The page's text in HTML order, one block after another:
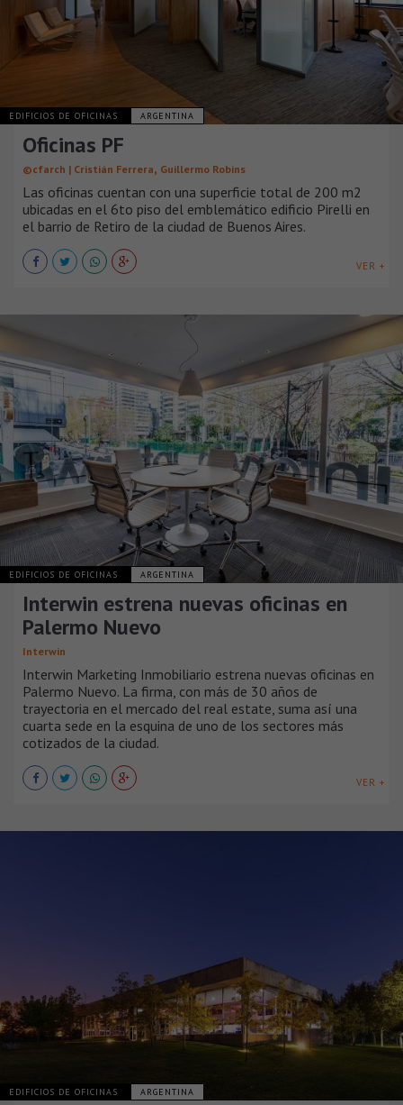
EDIFICIOS DE OFICINAS ARGENTINA
Oficinas PF
©cfarch | Cristián Ferrera, Guillermo Robins
Las oficinas cuentan con una superficie total de 200 m2
ubicadas en el 6to piso del emblemático edificio Pirelli en
el barrio de Retiro de la ciudad de Buenos Aires.
VER +
EDIFICIOS DE OFICINAS ARGENTINA
Interwin estrena nuevas oficinas en
Palermo Nuevo
Interwin
Interwin Marketing Inmobiliario estrena nuevas oficinas en
Palermo Nuevo. La firma, con más de 30 años de
trayectoria en el mercado del real estate, suma así una
cuarta sede en la esquina de uno de los sectores más
cotizados de la ciudad.
VER +
EDIFICIOS DE OFICINAS ARGENTINA